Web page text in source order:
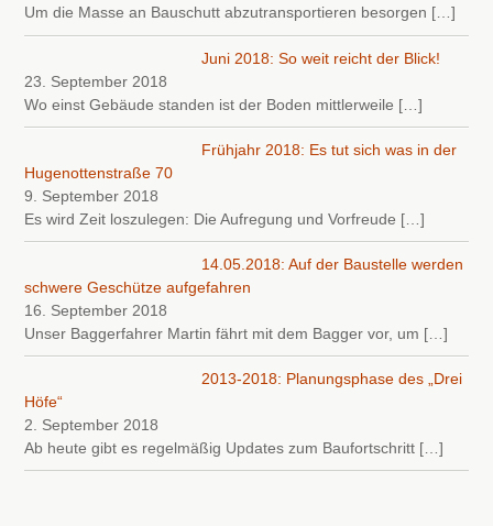
Um die Masse an Bauschutt abzutransportieren besorgen […]
Juni 2018: So weit reicht der Blick!
23. September 2018
Wo einst Gebäude standen ist der Boden mittlerweile […]
Frühjahr 2018: Es tut sich was in der
Hugenottenstraße 70
9. September 2018
Es wird Zeit loszulegen: Die Aufregung und Vorfreude […]
14.05.2018: Auf der Baustelle werden
schwere Geschütze aufgefahren
16. September 2018
Unser Baggerfahrer Martin fährt mit dem Bagger vor, um […]
2013-2018: Planungsphase des „Drei
Höfe“
2. September 2018
Ab heute gibt es regelmäßig Updates zum Baufortschritt […]